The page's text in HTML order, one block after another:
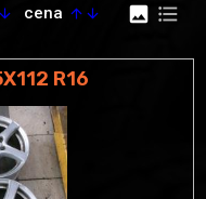
arrow_downward cena arrow_upward arrow_downward image format_list_bulleted
R16